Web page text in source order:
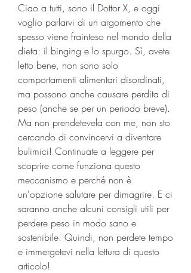
Ciao a tutti, sono il Dottor X, e oggi
voglio parlarvi di un argomento che
spesso viene frainteso nel mondo della
dieta: il binging e lo spurgo. Sì, avete
letto bene, non sono solo
comportamenti alimentari disordinati,
ma possono anche causare perdita di
peso (anche se per un periodo breve).
Ma non prendetevela con me, non sto
cercando di convincervi a diventare
bulimici! Continuate a leggere per
scoprire come funziona questo
meccanismo e perché non è
un'opzione salutare per dimagrire. E ci
saranno anche alcuni consigli utili per
perdere peso in modo sano e
sostenibile. Quindi, non perdete tempo
e immergetevi nella lettura di questo
articolo!